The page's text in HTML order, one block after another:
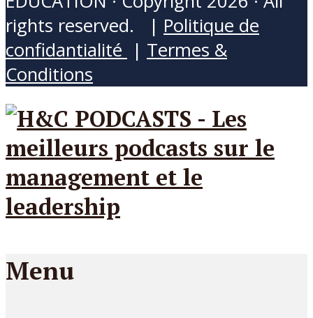
rights reserved. | Politique de
confidantialité | Termes &
Conditions
Menu